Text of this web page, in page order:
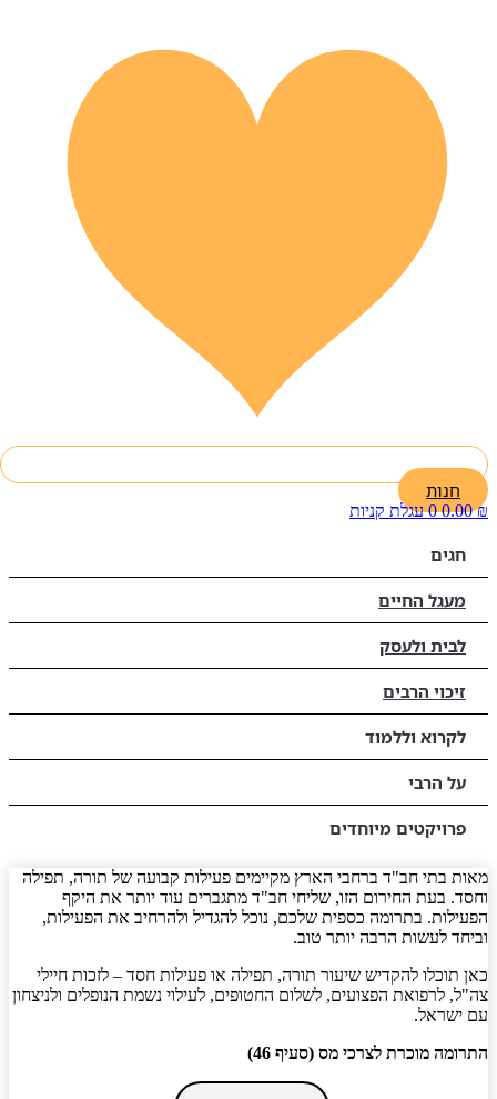
חנות
0.00₪
0 עגלת קניות
חגים
מעגל החיים
לבית ולעסק
זיכוי הרבים
לקרוא וללמוד
על הרבי
פרויקטים מיוחדים
מאות בתי חב"ד ברחבי הארץ מקיימים פעילות קבועה של תורה, תפילה
וחסד. בעת החירום הזו, שליחי חב"ד מתגברים עוד יותר את היקף
הפעילות. בתרומה כספית שלכם, נוכל להגדיל ולהרחיב את הפעילות,
וביחד לעשות הרבה יותר טוב.
כאן תוכלו להקדיש שיעור תורה, תפילה או פעילות חסד – לזכות חיילי
צה"ל, לרפואת הפצועים, לשלום החטופים, לעילוי נשמת הנופלים ולניצחון
עם ישראל.
התרומה מוכרת לצרכי מס (סעיף 46)